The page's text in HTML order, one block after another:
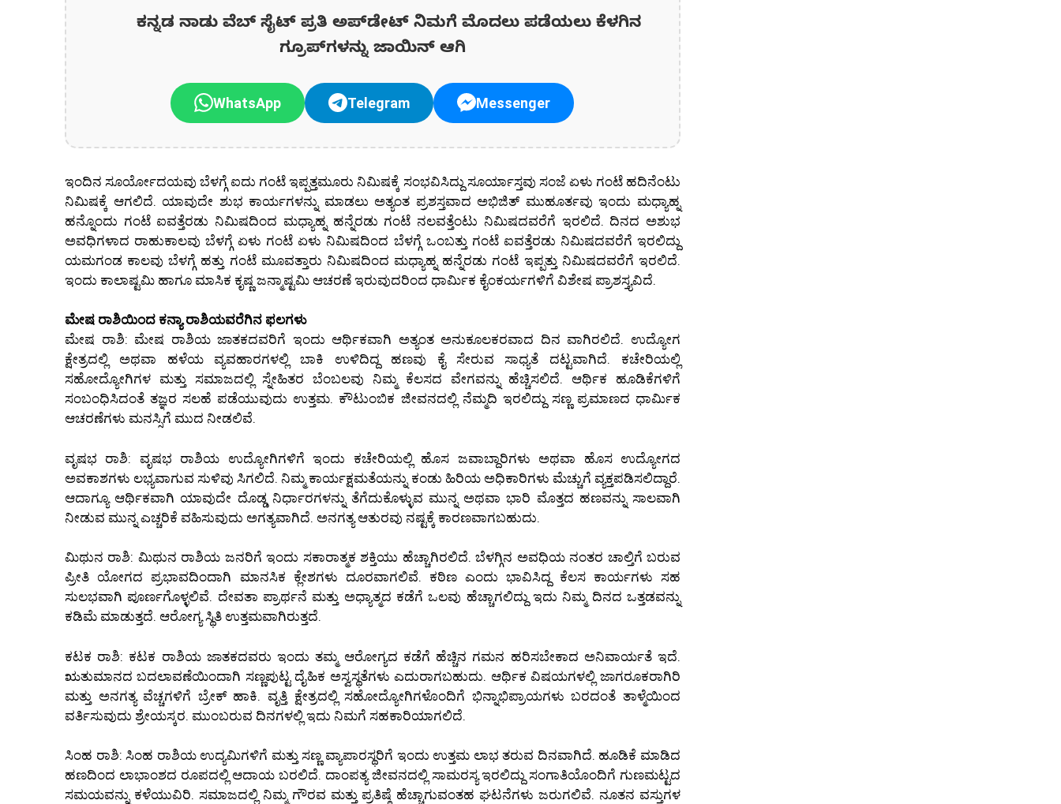
ಕನ್ನಡ ನಾಡು ವೆಬ್ ಸೈಟ್ ಪ್ರತಿ ಅಪ್‌ಡೇಟ್‌ ನಿಮಗೆ ಮೊದಲು ಪಡೆಯಲು ಕೆಳಗಿನ
ಗ್ರೂಪ್‌ಗಳನ್ನು ಜಾಯಿನ್ ಆಗಿ
WhatsApp Telegram Messenger
ಇಂದಿನ ಸೂರ್ಯೋದಯವು ಬೆಳಗ್ಗೆ ಐದು ಗಂಟೆ ಇಪ್ಪತ್ತಮೂರು ನಿಮಿಷಕ್ಕೆ ಸಂಭವಿಸಿದ್ದು ಸೂರ್ಯಾಸ್ತವು ಸಂಜೆ ಏಳು ಗಂಟೆ ಹದಿನೆಂಟು
ನಿಮಿಷಕ್ಕೆ ಆಗಲಿದೆ. ಯಾವುದೇ ಶುಭ ಕಾರ್ಯಗಳನ್ನು ಮಾಡಲು ಅತ್ಯಂತ ಪ್ರಶಸ್ತವಾದ ಅಭಿಜಿತ್ ಮುಹೂರ್ತವು ಇಂದು ಮಧ್ಯಾಹ್ನ
ಹನ್ನೊಂದು ಗಂಟೆ ಐವತ್ತೆರಡು ನಿಮಿಷದಿಂದ ಮಧ್ಯಾಹ್ನ ಹನ್ನೆರಡು ಗಂಟೆ ನಲವತ್ತೆಂಟು ನಿಮಿಷದವರೆಗೆ ಇರಲಿದೆ. ದಿನದ ಅಶುಭ
ಅವಧಿಗಳಾದ ರಾಹುಕಾಲವು ಬೆಳಗ್ಗೆ ಏಳು ಗಂಟೆ ಏಳು ನಿಮಿಷದಿಂದ ಬೆಳಗ್ಗೆ ಒಂಬತ್ತು ಗಂಟೆ ಐವತ್ತೆರಡು ನಿಮಿಷದವರೆಗೆ ಇರಲಿದ್ದು
ಯಮಗಂಡ ಕಾಲವು ಬೆಳಗ್ಗೆ ಹತ್ತು ಗಂಟೆ ಮೂವತ್ತಾರು ನಿಮಿಷದಿಂದ ಮಧ್ಯಾಹ್ನ ಹನ್ನೆರಡು ಗಂಟೆ ಇಪ್ಪತ್ತು ನಿಮಿಷದವರೆಗೆ ಇರಲಿದೆ.
ಇಂದು ಕಾಲಾಷ್ಟಮಿ ಹಾಗೂ ಮಾಸಿಕ ಕೃಷ್ಣ ಜನ್ಮಾಷ್ಟಮಿ ಆಚರಣೆ ಇರುವುದರಿಂದ ಧಾರ್ಮಿಕ ಕೈಂಕರ್ಯಗಳಿಗೆ ವಿಶೇಷ ಪ್ರಾಶಸ್ತ್ಯವಿದೆ.
ಮೇಷ ರಾಶಿಯಿಂದ ಕನ್ಯಾ ರಾಶಿಯವರೆಗಿನ ಫಲಗಳು
ಮೇಷ ರಾಶಿ: ಮೇಷ ರಾಶಿಯ ಜಾತಕದವರಿಗೆ ಇಂದು ಆರ್ಥಿಕವಾಗಿ ಅತ್ಯಂತ ಅನುಕೂಲಕರವಾದ ದಿನ ವಾಗಿರಲಿದೆ. ಉದ್ಯೋಗ
ಕ್ಷೇತ್ರದಲ್ಲಿ ಅಥವಾ ಹಳೆಯ ವ್ಯವಹಾರಗಳಲ್ಲಿ ಬಾಕಿ ಉಳಿದಿದ್ದ ಹಣವು ಕೈ ಸೇರುವ ಸಾಧ್ಯತೆ ದಟ್ಟವಾಗಿದೆ. ಕಚೇರಿಯಲ್ಲಿ
ಸಹೋದ್ಯೋಗಿಗಳ ಮತ್ತು ಸಮಾಜದಲ್ಲಿ ಸ್ನೇಹಿತರ ಬೆಂಬಲವು ನಿಮ್ಮ ಕೆಲಸದ ವೇಗವನ್ನು ಹೆಚ್ಚಿಸಲಿದೆ. ಆರ್ಥಿಕ ಹೂಡಿಕೆಗಳಿಗೆ
ಸಂಬಂಧಿಸಿದಂತೆ ತಜ್ಞರ ಸಲಹೆ ಪಡೆಯುವುದು ಉತ್ತಮ. ಕೌಟುಂಬಿಕ ಜೀವನದಲ್ಲಿ ನೆಮ್ಮದಿ ಇರಲಿದ್ದು ಸಣ್ಣ ಪ್ರಮಾಣದ ಧಾರ್ಮಿಕ
ಆಚರಣೆಗಳು ಮನಸ್ಸಿಗೆ ಮುದ ನೀಡಲಿವೆ.
ವೃಷಭ ರಾಶಿ: ವೃಷಭ ರಾಶಿಯ ಉದ್ಯೋಗಿಗಳಿಗೆ ಇಂದು ಕಚೇರಿಯಲ್ಲಿ ಹೊಸ ಜವಾಬ್ದಾರಿಗಳು ಅಥವಾ ಹೊಸ ಉದ್ಯೋಗದ
ಅವಕಾಶಗಳು ಲಭ್ಯವಾಗುವ ಸುಳಿವು ಸಿಗಲಿದೆ. ನಿಮ್ಮ ಕಾರ್ಯಕ್ಷಮತೆಯನ್ನು ಕಂಡು ಹಿರಿಯ ಅಧಿಕಾರಿಗಳು ಮೆಚ್ಚುಗೆ ವ್ಯಕ್ತಪಡಿಸಲಿದ್ದಾರೆ.
ಆದಾಗ್ಯೂ ಆರ್ಥಿಕವಾಗಿ ಯಾವುದೇ ದೊಡ್ಡ ನಿರ್ಧಾರಗಳನ್ನು ತೆಗೆದುಕೊಳ್ಳುವ ಮುನ್ನ ಅಥವಾ ಭಾರಿ ಮೊತ್ತದ ಹಣವನ್ನು ಸಾಲವಾಗಿ
ನೀಡುವ ಮುನ್ನ ಎಚ್ಚರಿಕೆ ವಹಿಸುವುದು ಅಗತ್ಯವಾಗಿದೆ. ಅನಗತ್ಯ ಆತುರವು ನಷ್ಟಕ್ಕೆ ಕಾರಣವಾಗಬಹುದು.
ಮಿಥುನ ರಾಶಿ: ಮಿಥುನ ರಾಶಿಯ ಜನರಿಗೆ ಇಂದು ಸಕಾರಾತ್ಮಕ ಶಕ್ತಿಯು ಹೆಚ್ಚಾಗಿರಲಿದೆ. ಬೆಳಗ್ಗಿನ ಅವಧಿಯ ನಂತರ ಚಾಲ್ತಿಗೆ ಬರುವ
ಪ್ರೀತಿ ಯೋಗದ ಪ್ರಭಾವದಿಂದಾಗಿ ಮಾನಸಿಕ ಕ್ಲೇಶಗಳು ದೂರವಾಗಲಿವೆ. ಕಠಿಣ ಎಂದು ಭಾವಿಸಿದ್ದ ಕೆಲಸ ಕಾರ್ಯಗಳು ಸಹ
ಸುಲಭವಾಗಿ ಪೂರ್ಣಗೊಳ್ಳಲಿವೆ. ದೇವತಾ ಪ್ರಾರ್ಥನೆ ಮತ್ತು ಅಧ್ಯಾತ್ಮದ ಕಡೆಗೆ ಒಲವು ಹೆಚ್ಚಾಗಲಿದ್ದು ಇದು ನಿಮ್ಮ ದಿನದ ಒತ್ತಡವನ್ನು
ಕಡಿಮೆ ಮಾಡುತ್ತದೆ. ಆರೋಗ್ಯ ಸ್ಥಿತಿ ಉತ್ತಮವಾಗಿರುತ್ತದೆ.
ಕಟಕ ರಾಶಿ: ಕಟಕ ರಾಶಿಯ ಜಾತಕದವರು ಇಂದು ತಮ್ಮ ಆರೋಗ್ಯದ ಕಡೆಗೆ ಹೆಚ್ಚಿನ ಗಮನ ಹರಿಸಬೇಕಾದ ಅನಿವಾರ್ಯತೆ ಇದೆ.
ಋತುಮಾನದ ಬದಲಾವಣೆಯಿಂದಾಗಿ ಸಣ್ಣಪುಟ್ಟ ದೈಹಿಕ ಅಸ್ವಸ್ಥತೆಗಳು ಎದುರಾಗಬಹುದು. ಆರ್ಥಿಕ ವಿಷಯಗಳಲ್ಲಿ ಜಾಗರೂಕರಾಗಿರಿ
ಮತ್ತು ಅನಗತ್ಯ ವೆಚ್ಚಗಳಿಗೆ ಬ್ರೇಕ್ ಹಾಕಿ. ವೃತ್ತಿ ಕ್ಷೇತ್ರದಲ್ಲಿ ಸಹೋದ್ಯೋಗಿಗಳೊಂದಿಗೆ ಭಿನ್ನಾಭಿಪ್ರಾಯಗಳು ಬರದಂತೆ ತಾಳ್ಮೆಯಿಂದ
ವರ್ತಿಸುವುದು ಶ್ರೇಯಸ್ಕರ. ಮುಂಬರುವ ದಿನಗಳಲ್ಲಿ ಇದು ನಿಮಗೆ ಸಹಕಾರಿಯಾಗಲಿದೆ.
ಸಿಂಹ ರಾಶಿ: ಸಿಂಹ ರಾಶಿಯ ಉದ್ಯಮಿಗಳಿಗೆ ಮತ್ತು ಸಣ್ಣ ವ್ಯಾಪಾರಸ್ಥರಿಗೆ ಇಂದು ಉತ್ತಮ ಲಾಭ ತರುವ ದಿನವಾಗಿದೆ. ಹೂಡಿಕೆ ಮಾಡಿದ
ಹಣದಿಂದ ಲಾಭಾಂಶದ ರೂಪದಲ್ಲಿ ಆದಾಯ ಬರಲಿದೆ. ದಾಂಪತ್ಯ ಜೀವನದಲ್ಲಿ ಸಾಮರಸ್ಯ ಇರಲಿದ್ದು ಸಂಗಾತಿಯೊಂದಿಗೆ ಗುಣಮಟ್ಟದ
ಸಮಯವನ್ನು ಕಳೆಯುವಿರಿ. ಸಮಾಜದಲ್ಲಿ ನಿಮ್ಮ ಗೌರವ ಮತ್ತು ಪ್ರತಿಷ್ಠೆ ಹೆಚ್ಚಾಗುವಂತಹ ಘಟನೆಗಳು ಜರುಗಲಿವೆ. ನೂತನ ವಸ್ತುಗಳ